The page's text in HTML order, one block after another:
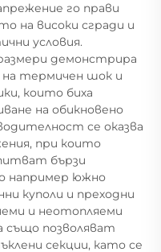
го прави
на високи сгради и
условия.
демонстрира
термичен шок и
които биха
на обикновено
се оказва
при които
бързи
например южно
куполи и преходни
и неотопляеми
също позволяват
секции, като се